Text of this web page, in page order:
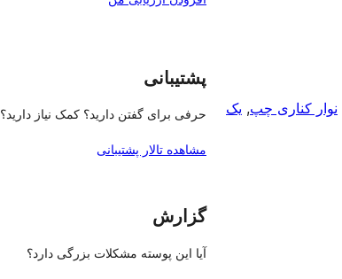
نوار کناری چپ, یک
پشتیبانی
حرفی برای گفتن دارید؟ کمک نیاز دارید؟
مشاهده تالار پشتیبانی
گزارش
آیا این پوسته مشکلات بزرگی دارد؟